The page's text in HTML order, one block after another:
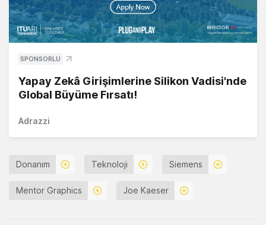
SPONSORLU
Yapay Zekâ Girişimlerine Silikon Vadisi'nde
Global Büyüme Fırsatı!
Adrazzi
Donanım Teknoloji Siemens
Mentor Graphics Joe Kaeser